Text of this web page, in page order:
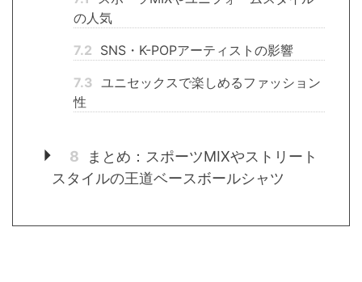
の人気
7.2 SNS・K-POPアーティストの影響
7.3 ユニセックスで楽しめるファッション
性
8
まとめ：スポーツMIXやストリート
スタイルの王道ベースボールシャツ